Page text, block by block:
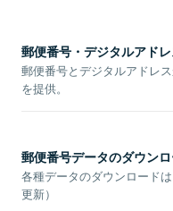
郵便番号・デジタルアド
郵便番号とデジタルアドレ
を提供。
郵便番号データのダウン
各種データのダウンロード
更新）